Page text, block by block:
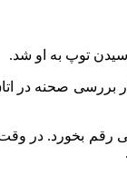
بررسی صحنه در
رقم بخورد. در